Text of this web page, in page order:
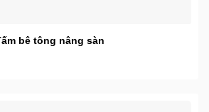
bê tông nâng sàn